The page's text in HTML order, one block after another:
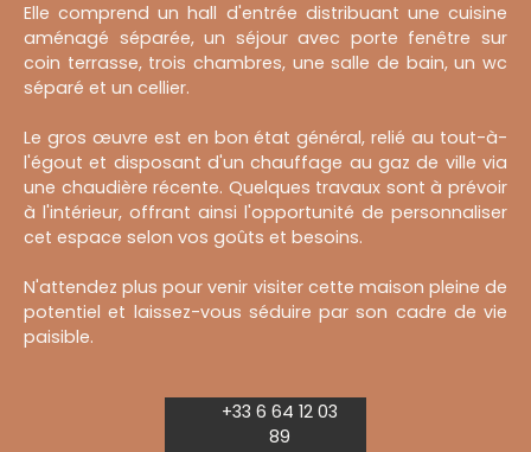
Elle comprend un hall d'entrée distribuant une cuisine
aménagé séparée, un séjour avec porte fenêtre sur
coin terrasse, trois chambres, une salle de bain, un wc
séparé et un cellier.
Le gros œuvre est en bon état général, relié au tout-à-
l'égout et disposant d'un chauffage au gaz de ville via
une chaudière récente. Quelques travaux sont à prévoir
à l'intérieur, offrant ainsi l'opportunité de personnaliser
cet espace selon vos goûts et besoins.
N'attendez plus pour venir visiter cette maison pleine de
potentiel et laissez-vous séduire par son cadre de vie
paisible.
+33 6 64 12 03
89